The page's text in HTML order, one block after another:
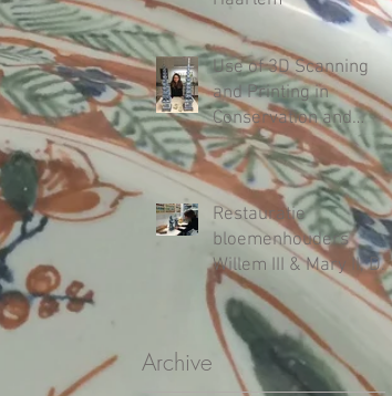
Use of 3D Scanning
and Printing in
Conservation and
Restoration
Treatments of Delft
Blue-and-White T
Restauratie
bloemenhouders
Willem III & Mary II, De
Grieksche A
plateelbakkerijen,
1690
Archive